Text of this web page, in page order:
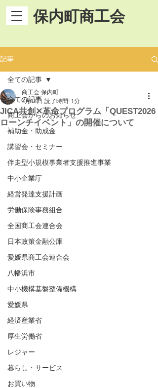
保内町商工会
記事
全ての記事
商工会からのお知らせ
補助金・助成金
講習会・セミナー
伴走型小規模事業者支援推進事業
中小企業庁
経営発達支援計画
労働保険事務組合
全国商工会連合会
日本政策金融公庫
愛媛県商工会連合会
八幡浜市
中小機構基盤整備機構
愛媛県
経済産業省
厚生労働省
レジャー
暮らし・サービス
お買い物
全ての記事
JICA共創✕革命プログラム「QUEST2026
ローンチイベント」の開催について
商工会 保内町
3月18日 読了時間: 1分